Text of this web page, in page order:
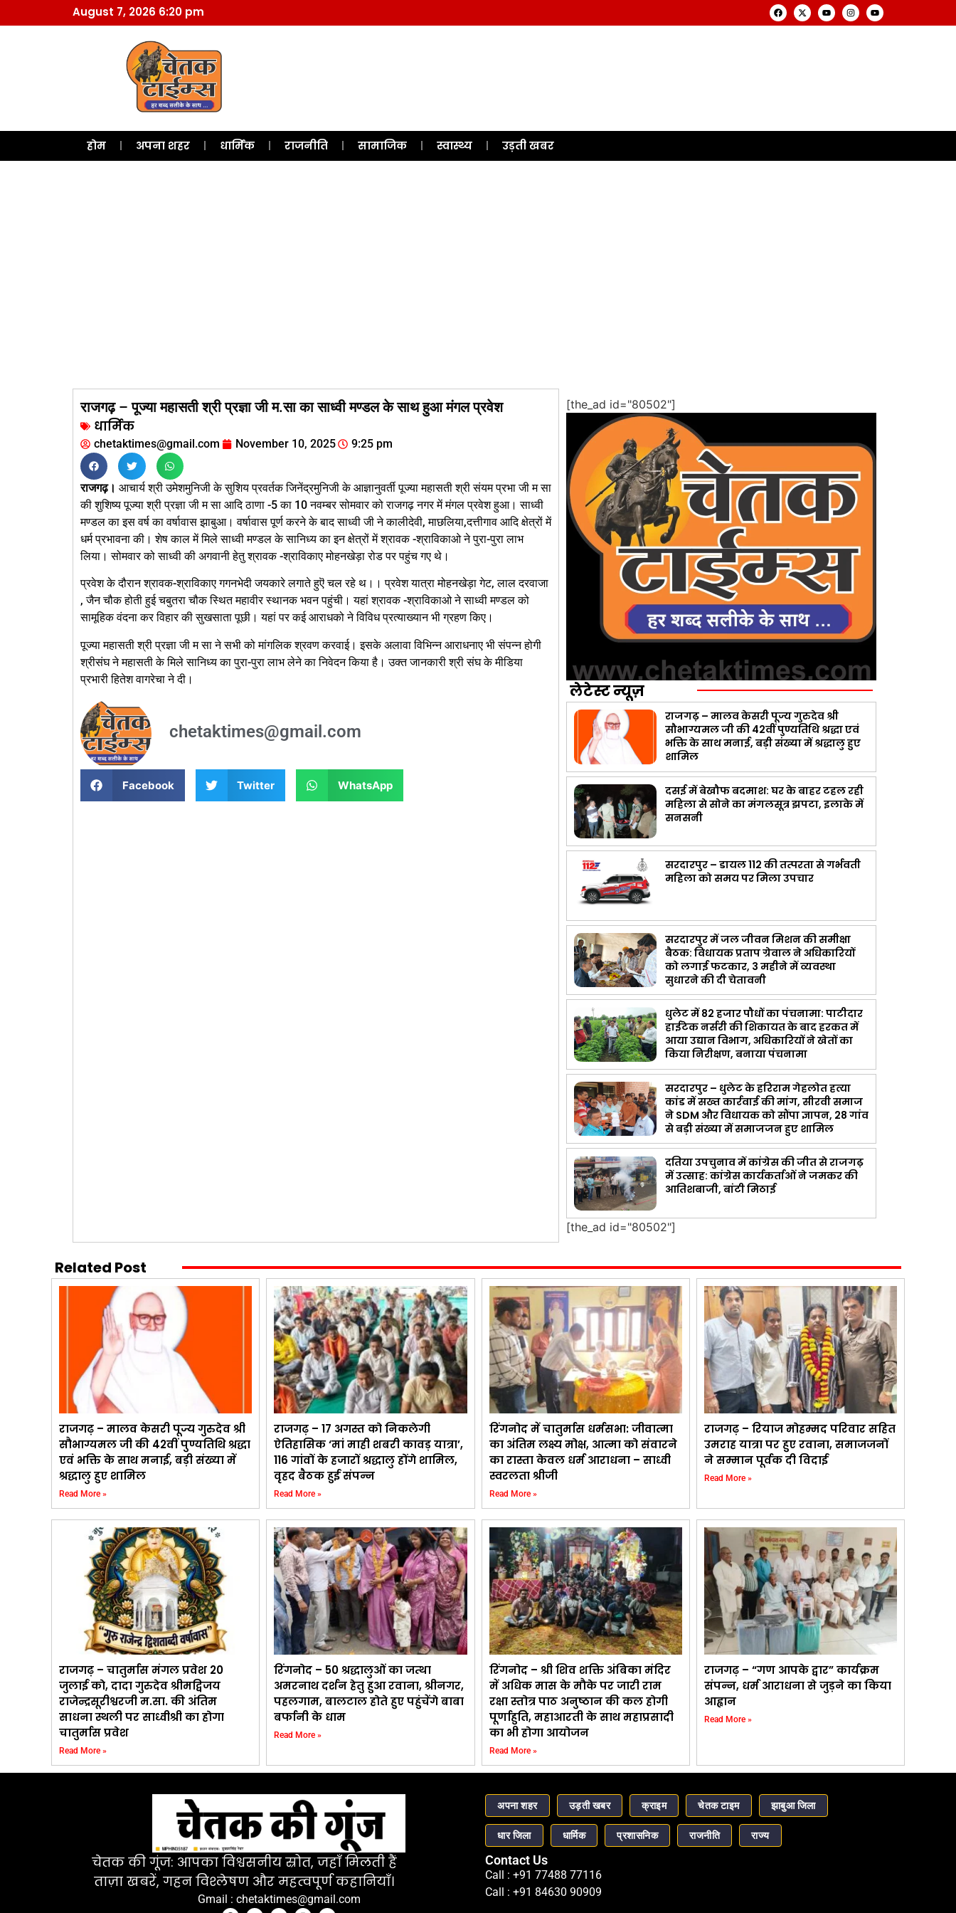
August 7, 2026 6:20 pm
होम अपना शहर धार्मिक राजनीति सामाजिक स्वास्थ्य उड़ती खबर
राजगढ़ – पूज्या महासती श्री प्रज्ञा जी म.सा का साध्वी मण्डल के साथ हुआ मंगल प्रवेश
धार्मिक
chetaktimes@gmail.com November 10, 2025 9:25 pm
राजगढ़। आचार्य श्री उमेशमुनिजी के सुशिय प्रवर्तक जिनेंद्रमुनिजी के आज्ञानुवर्ती पूज्या महासती श्री संयम प्रभा जी म सा
की शुशिष्य पूज्या श्री प्रज्ञा जी म सा आदि ठाणा -5 का 10 नवम्बर सोमवार को राजगढ़ नगर में मंगल प्रवेश हुआ। साध्वी
मण्डल का इस वर्ष का वर्षावास झाबुआ। वर्षावास पूर्ण करने के बाद साध्वी जी ने कालीदेवी, माछलिया,दत्तीगाव आदि क्षेत्रों में
धर्म प्रभावना की। शेष काल में मिले साध्वी मण्डल के सानिध्य का इन क्षेत्रों में श्रावक -श्राविकाओ ने पुरा-पुरा लाभ
लिया। सोमवार को साध्वी की अगवानी हेतु श्रावक -श्राविकाए मोहनखेड़ा रोड पर पहुंच गए थे।
प्रवेश के दौरान श्रावक-श्राविकाए गगनभेदी जयकारे लगाते हुऎ चल रहे थ।। प्रवेश यात्रा मोहनखेड़ा गेट, लाल दरवाजा
, जैन चौक होती हुई चबुतरा चौक स्थित महावीर स्थानक भवन पहुंची। यहां श्रावक -श्राविकाओ ने साध्वी मण्डल को
सामूहिक वंदना कर विहार की सुखसाता पूछी। यहां पर कई आराधको ने विविध प्रत्याख्यान भी ग्रहण किए।
पूज्या महासती श्री प्रज्ञा जी म सा ने सभी को मांगलिक श्रवण करवाई। इसके अलावा विभिन्न आराधनाए भी संपन्न होगी
श्रीसंघ ने महासती के मिले सानिध्य का पुरा-पुरा लाभ लेने का निवेदन किया है। उक्त जानकारी श्री संघ के मीडिया
प्रभारी हितेश वागरेचा ने दी।
chetaktimes@gmail.com
Facebook Twitter WhatsApp
[the_ad id="80502"]
लेटेस्ट न्यूज़
राजगढ़ – मालव केसरी पूज्य गुरुदेव श्री
सौभाग्यमल जी की 42वीं पुण्यतिथि श्रद्धा एवं
भक्ति के साथ मनाई, बड़ी संख्या में श्रद्धालु हुए
शामिल
दसई में बेखौफ बदमाश: घर के बाहर टहल रही
महिला से सोने का मंगलसूत्र झपटा, इलाके में
सनसनी
सरदारपुर – डायल 112 की तत्परता से गर्भवती
महिला को समय पर मिला उपचार
सरदारपुर में जल जीवन मिशन की समीक्षा
बैठक: विधायक प्रताप ग्रेवाल ने अधिकारियों
को लगाई फटकार, 3 महीने में व्यवस्था
सुधारने की दी चेतावनी
धुलेट में 82 हजार पौधों का पंचनामा: पाटीदार
हाईटेक नर्सरी की शिकायत के बाद हरकत में
आया उद्यान विभाग, अधिकारियों ने खेतों का
किया निरीक्षण, बनाया पंचनामा
सरदारपुर – धुलेट के हरिराम गेहलोत हत्या
कांड में सख्त कार्रवाई की मांग, सीरवी समाज
ने SDM और विधायक को सौंपा ज्ञापन, 28 गांव
से बड़ी संख्या में समाजजन हुए शामिल
दतिया उपचुनाव में कांग्रेस की जीत से राजगढ़
में उत्साह: कांग्रेस कार्यकर्ताओं ने जमकर की
आतिशबाजी, बांटी मिठाई
[the_ad id="80502"]
Related Post
राजगढ़ – मालव केसरी पूज्य गुरुदेव श्री
सौभाग्यमल जी की 42वीं पुण्यतिथि श्रद्धा
एवं भक्ति के साथ मनाई, बड़ी संख्या में
श्रद्धालु हुए शामिल
Read More »
राजगढ़ – 17 अगस्त को निकलेगी
ऐतिहासिक ‘मां माही शबरी कावड़ यात्रा’,
116 गांवों के हजारों श्रद्धालु होंगे शामिल,
वृहद बैठक हुई संपन्न
Read More »
रिंगनोद में चातुर्मास धर्मसभा: जीवात्मा
का अंतिम लक्ष्य मोक्ष, आत्मा को संवारने
का रास्ता केवल धर्म आराधना – साध्वी
स्वरलता श्रीजी
Read More »
राजगढ़ – रियाज मोहम्मद परिवार सहित
उमराह यात्रा पर हुए रवाना, समाजजनों
ने सम्मान पूर्वक दी विदाई
Read More »
राजगढ़ – चातुर्मास मंगल प्रवेश 20
जुलाई काे, दादा गुरुदेव श्रीमद्विजय
राजेन्द्रसूरीश्वरजी म.सा. की अंतिम
साधना स्थली पर साध्वीश्री का होगा
चातुर्मास प्रवेश
Read More »
रिंगनोद – 50 श्रद्धालुओं का जत्था
अमरनाथ दर्शन हेतु हुआ रवाना, श्रीनगर,
पहलगाम, बालटाल होते हुए पहुंचेंगे बाबा
बर्फानी के धाम
Read More »
रिंगनोद – श्री शिव शक्ति अंबिका मंदिर
में अधिक मास के मौके पर जारी राम
रक्षा स्तोत्र पाठ अनुष्ठान की कल होगी
पूर्णाहुति, महाआरती के साथ महाप्रसादी
का भी होगा आयोजन
Read More »
राजगढ़ – “गण आपके द्वार” कार्यक्रम
संपन्न, धर्म आराधना से जुड़ने का किया
आह्वान
Read More »
चेतक की गूंज: आपका विश्वसनीय स्रोत, जहाँ मिलती हैं
ताज़ा खबरें, गहन विश्लेषण और महत्वपूर्ण कहानियाँ।
Gmail : chetaktimes@gmail.com
अपना शहर उड़ती खबर क्राइम चेतक टाइम झाबुआ जिला
धार जिला धार्मिक प्रशासनिक राजनीति राज्य
Contact Us
Call : +91 77488 77116
Call : +91 84630 90909